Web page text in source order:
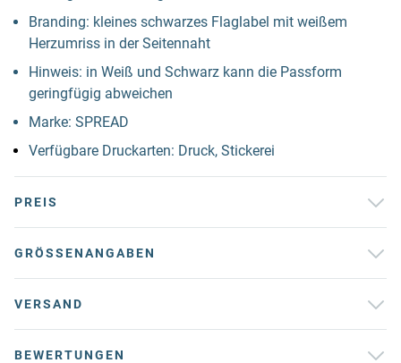
Branding: kleines schwarzes Flaglabel mit weißem
Herzumriss in der Seitennaht
Hinweis: in Weiß und Schwarz kann die Passform
geringfügig abweichen
Marke: SPREAD
Verfügbare Druckarten: Druck, Stickerei
PREIS
GRÖSSENANGABEN
VERSAND
BEWERTUNGEN